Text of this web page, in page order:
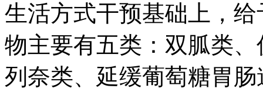
生活方式干预基础上
物主要有五类：双胍类
列奈类、延缓葡萄糖胃